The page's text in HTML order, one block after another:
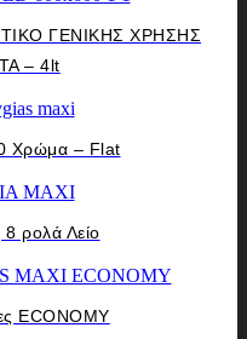
ΓΕΝΙΚΗΣ ΧΡΗΣΗΣ
– 4lt
Χρώμα – Flat
8 ρολά Λείο
ECONOMY